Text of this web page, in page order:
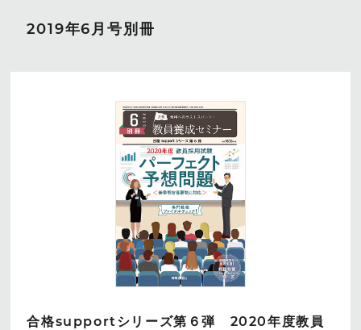
2019年6月号別冊
合格supportシリーズ第６弾 2020年度教員